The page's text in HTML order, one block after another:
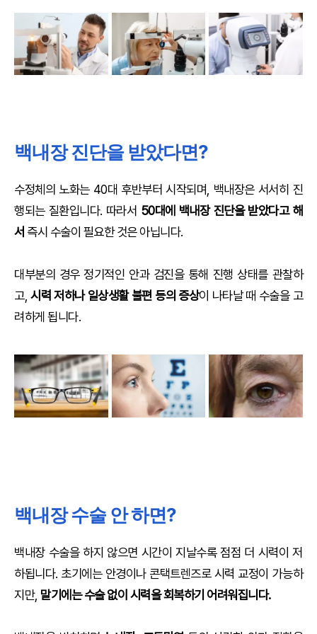
백내장 진단을 받았다면?
수정체의 노화는 40대 후반부터 시작되며, 백내장은 서서히 진
행되는 질환입니다. 따라서 50대에 백내장 진단을 받았다고 해
서 즉시 수술이 필요한 것은 아닙니다.
대부분의 경우 정기적인 안과 검진을 통해 진행 상태를 관찰하
고,시력 저하나 일상생활 불편 등의 증상이 나타날 때 수술을 고
려하게 됩니다.
백내장 수술 안 하면?
백내장 수술을 하지 않으면 시간이 지날수록 점점 더 시력이 저
하됩니다. 초기에는 안경이나 콘택트렌즈로 시력 교정이 가능하
지만, 말기에는 수술 없이 시력을 회복하기 어려워집니다.